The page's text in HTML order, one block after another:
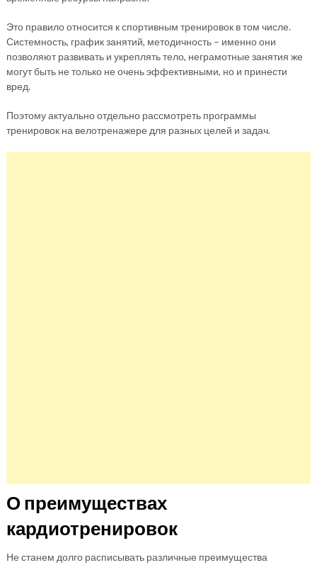
Это правило относится к спортивным тренировок в том числе.
Системность, график занятий, методичность – именно они
позволяют развивать и укреплять тело, неграмотные занятия же
могут быть не только не очень эффективными, но и принести
вред.
Поэтому актуально отдельно рассмотреть программы
тренировок на велотренажере для разных целей и задач.
О преимуществах
кардиотренировок
Не станем долго расписывать различные преимущества